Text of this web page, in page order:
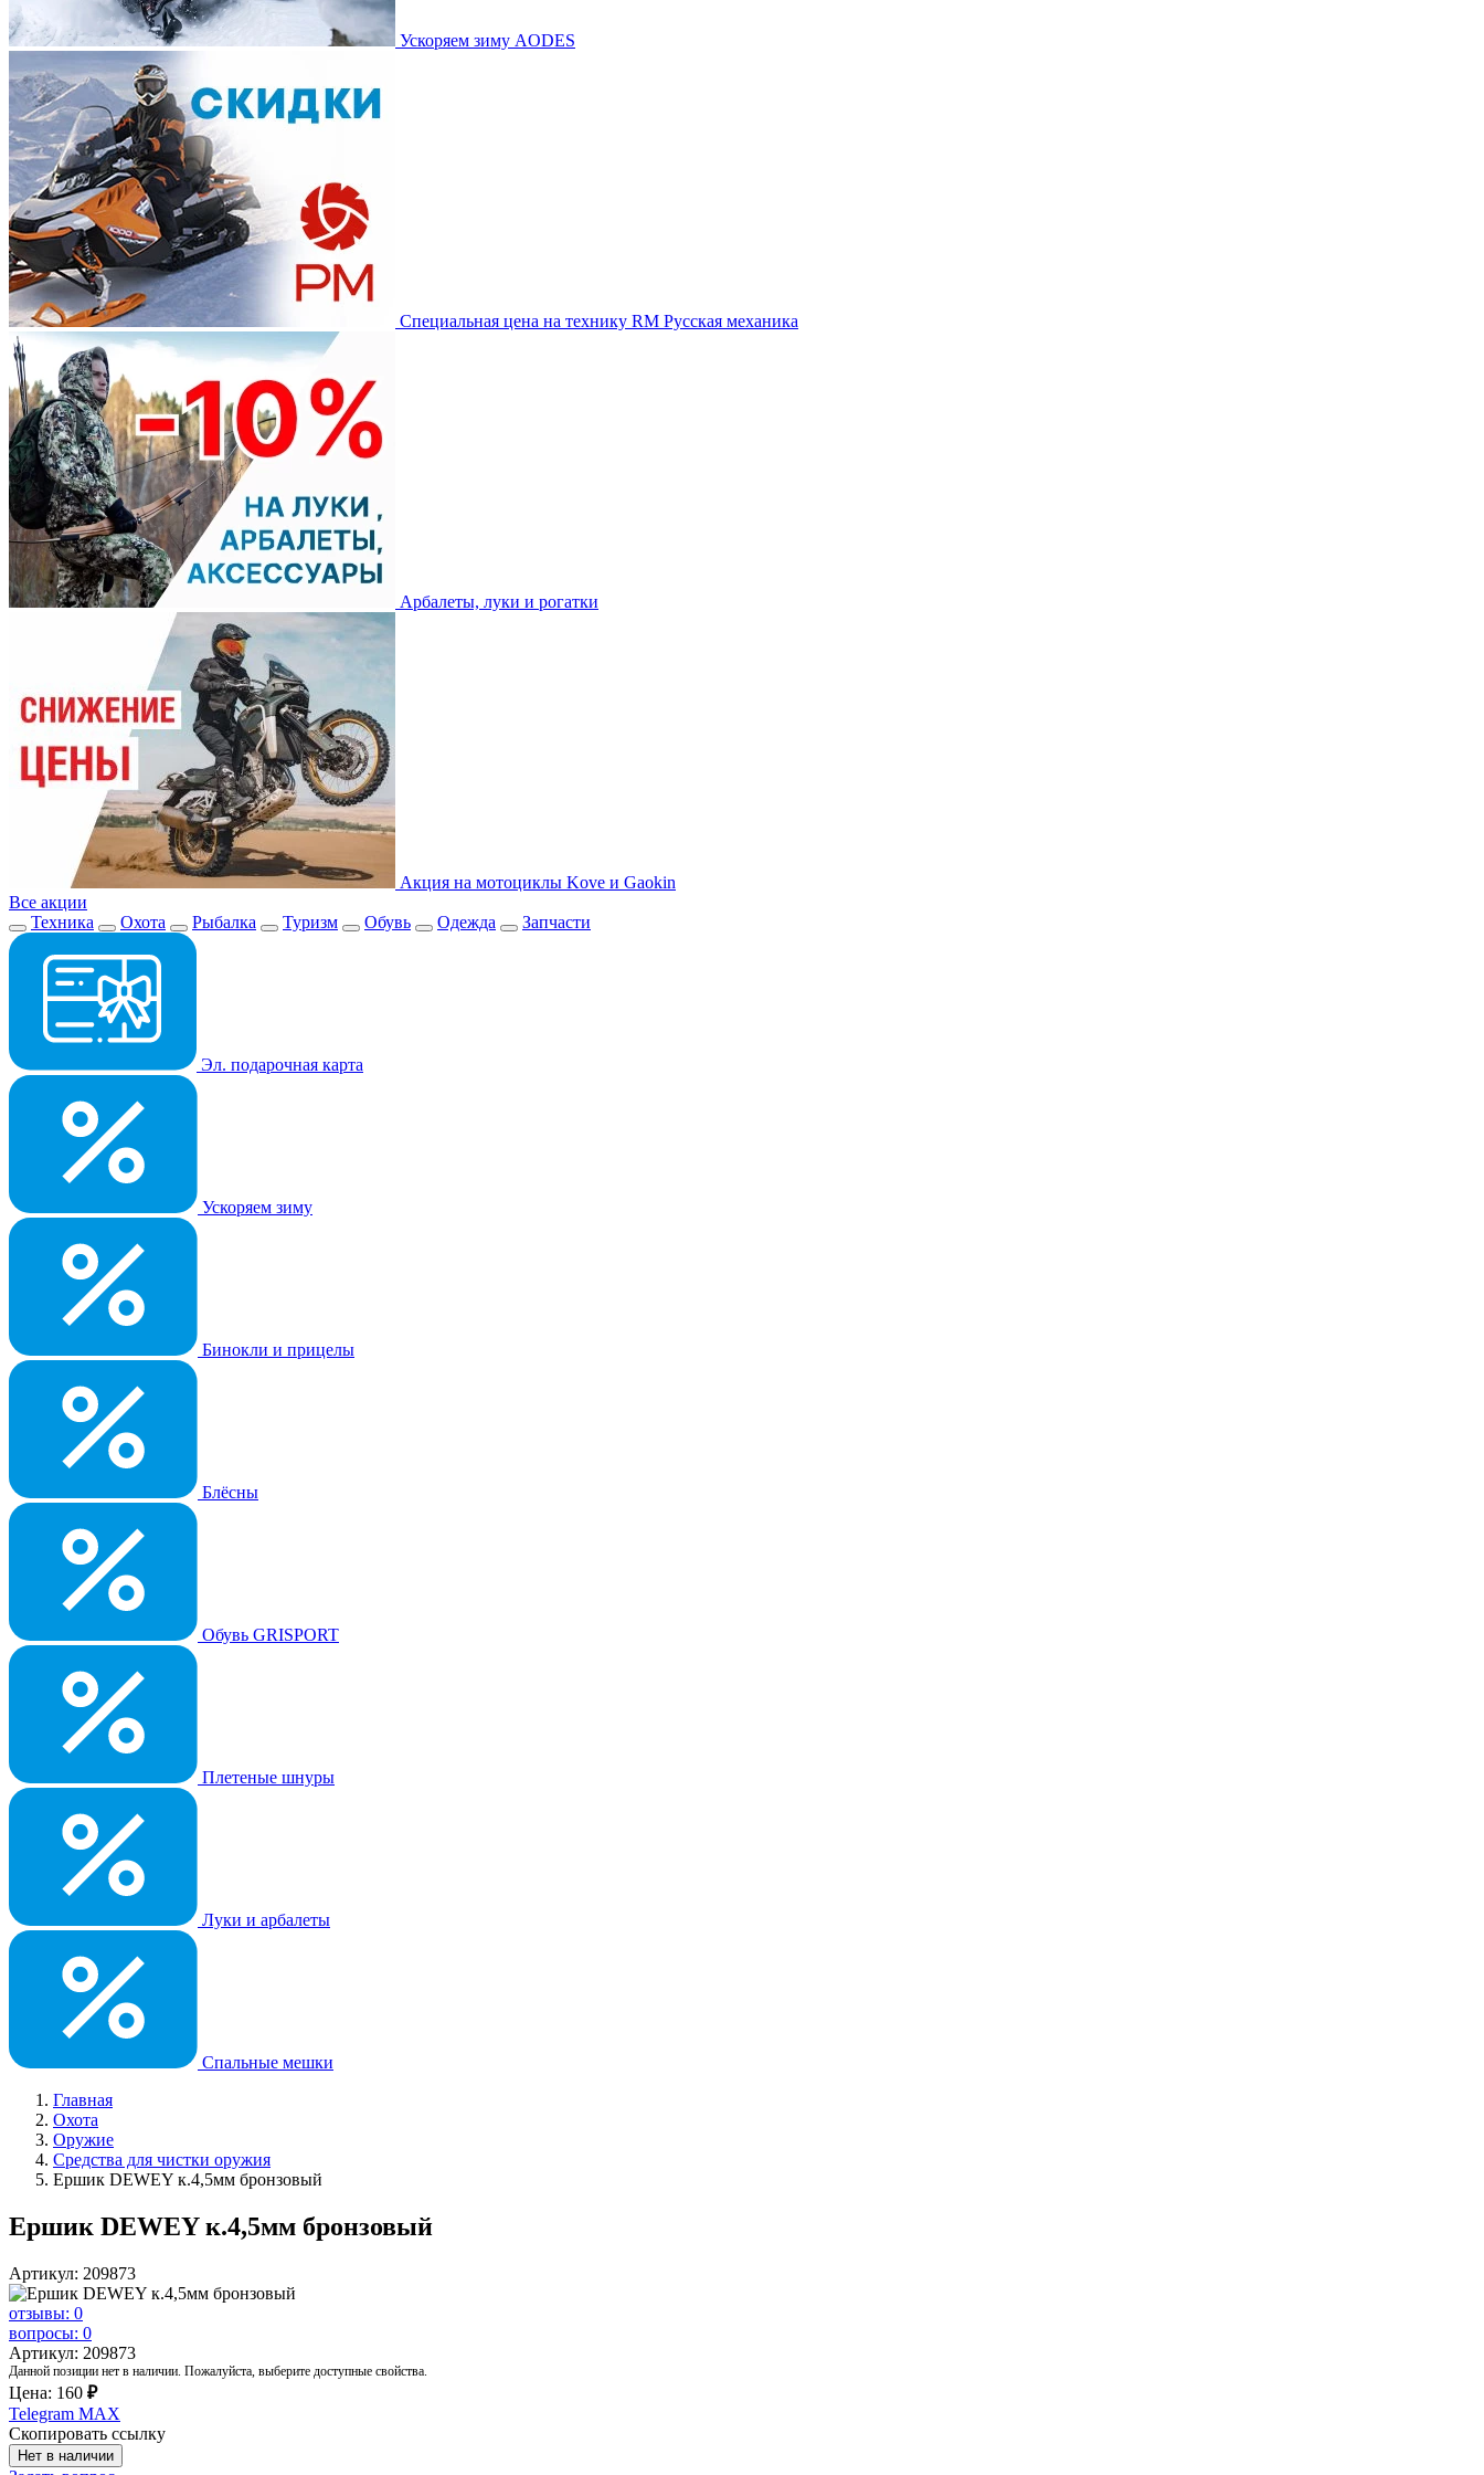
Ускоряем зиму AODES
Специальная цена на технику RM Русская механика
Арбалеты, луки и рогатки
Акция на мотоциклы Kove и Gaokin
Все акции
Техника
Охота Рыбалка Туризм Обувь Одежда Запчасти
Эл. подарочная карта
Ускоряем зиму
Бинокли и прицелы
Блёсны
Обувь GRISPORT
Плетеные шнуры
Луки и арбалеты
Спальные мешки
Главная
Охота
Оружие
Средства для чистки оружия
Ершик DEWEY к.4,5мм бронзовый
Ершик DEWEY к.4,5мм бронзовый
Артикул: 209873
отзывы: 0
вопросы: 0
Артикул: 209873
Данной позиции нет в наличии. Пожалуйста, выберите доступные свойства.
Цена: 160 ₽
Telegram MAX
Скопировать ссылку
Нет в наличии